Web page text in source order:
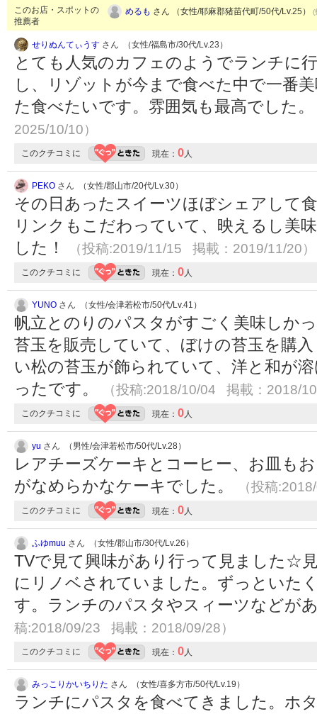
このお店・スポットの
推薦者
めるも さん （女性/耶麻郡猪苗代町/50代/Lv.25） (
せりぬんてぃうす さん （女性/福島市/30代/Lv.23）
とても人気のカフェのようでランチに
し、リゾットが今まで食べた中で一番
た食べたいです。雰囲気も最高でした
2025/10/10）
このクチコミに 現在： 0人
PEKO さん （女性/郡山市/20代/Lv.30）
その日あったスイーツほぼシェアして
リンクもこだわっていて、映えるし美
した！
（投稿:2019/11/15 掲載：2019/11/20）
このクチコミに 現在： 0人
YUNO さん （女性/会津若松市/50代/Lv.41）
帆立とのりのパスタがすごく美味しか
苔玉を販売していて、ぼけの苔玉を購
い松の苔玉が飾られていて、洋と和が
ったです。
（投稿:2018/10/04 掲載：2018/
このクチコミに 現在： 0人
yu さん （男性/会津若松市/50代/Lv.28）
レアチーズケーキとコーヒー、お皿も
がなめらかなケーキでした。
（投稿
このクチコミに 現在： 0人
ふゆmuu さん （女性/郡山市/30代/Lv.26）
TVで見て興味があり行って見ました☆
にリノベされていました。ずっといた
す。ランチのパスタやスィーツなどが
稿:2018/09/23 掲載：2018/09/28）
このクチコミに 現在： 0人
みっこりかいちりた さん （女性/喜多方市/50代/Lv.19）
ランチにパスタを食べてきました。ホ